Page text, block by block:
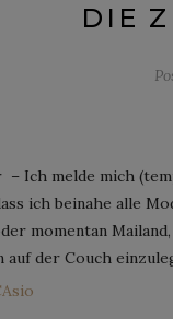
DIE
– Ich melde mich
ich beinahe alle
momentan
auf der Couch